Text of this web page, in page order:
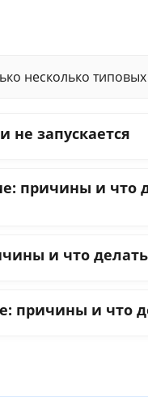
несколько
не запускается
причины и что
и что
причины и что